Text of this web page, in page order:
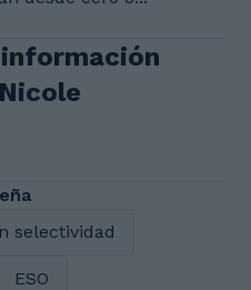
selectividad
ESO